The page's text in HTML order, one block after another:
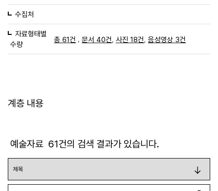
수집처
자료형태별
수량
총 61건 , 문서 40건 사진 18건 음성영상 3건
계층 내용
예술자료 61건의 검색 결과가 있습니다.